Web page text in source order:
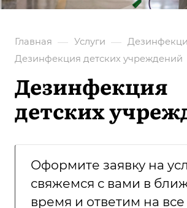
Главная — Услуги —
Дезинфекция детских учреждений
Дезинфекция
детских
Оформите заявку на
свяжемся с вами в
время и ответим на все